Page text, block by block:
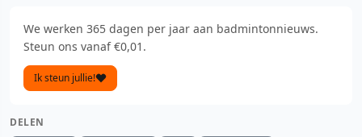
We werken 365 dagen per jaar aan badmintonnieuws.
Steun ons vanaf €0,01.
Ik steun jullie!
DELEN